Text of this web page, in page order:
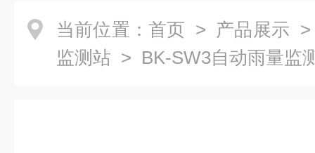
当前位置： 首页 > 产品展示
监测站 > BK-SW3自动雨量监